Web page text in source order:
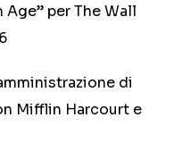
per The Wall
di
Mifflin Harcourt e